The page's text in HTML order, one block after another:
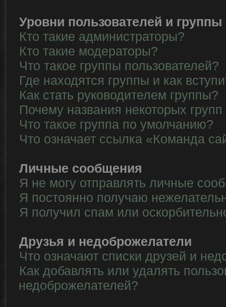
Уровни пользователей и группы
Кто такие администраторы?
Кто такие модераторы?
Что такое группы пользователей?
Где находятся группы и как
Как стать руководителем группы?
Почему названия некоторых
Что такое группа по умолчанию?
Что означает ссылка «Команда
Личные сообщения
Я не могу отправлять личные
Я постоянно получаю
Я получил спам или
Друзья и недоброжелатели
Что означают списки друзей и
Как добавлять или удалять
недоброжелателей?